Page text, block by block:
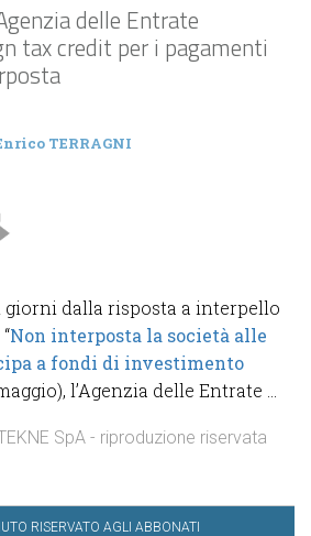
delle Entrate
tax credit per i pagamenti
TERRAGNI
dalla risposta a interpello
Non interposta la società alle
a fondi di investimento
l’Agenzia delle Entrate ...
SpA - riproduzione riservata
RISERVATO AGLI ABBONATI